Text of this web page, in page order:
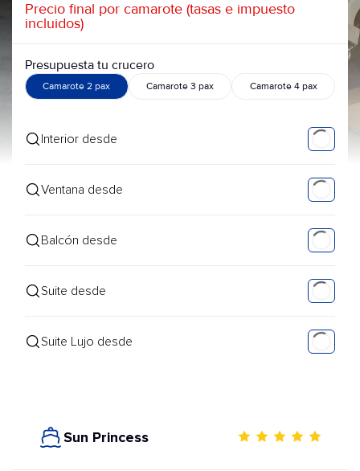
Precio final por camarote (tasas e impuesto
incluidos)
Presupuesta tu crucero
Camarote 2 pax Camarote 3 pax Camarote 4 pax
Interior desde
Ventana desde
Balcón desde
Suite desde
Suite Lujo desde
Sun Princess